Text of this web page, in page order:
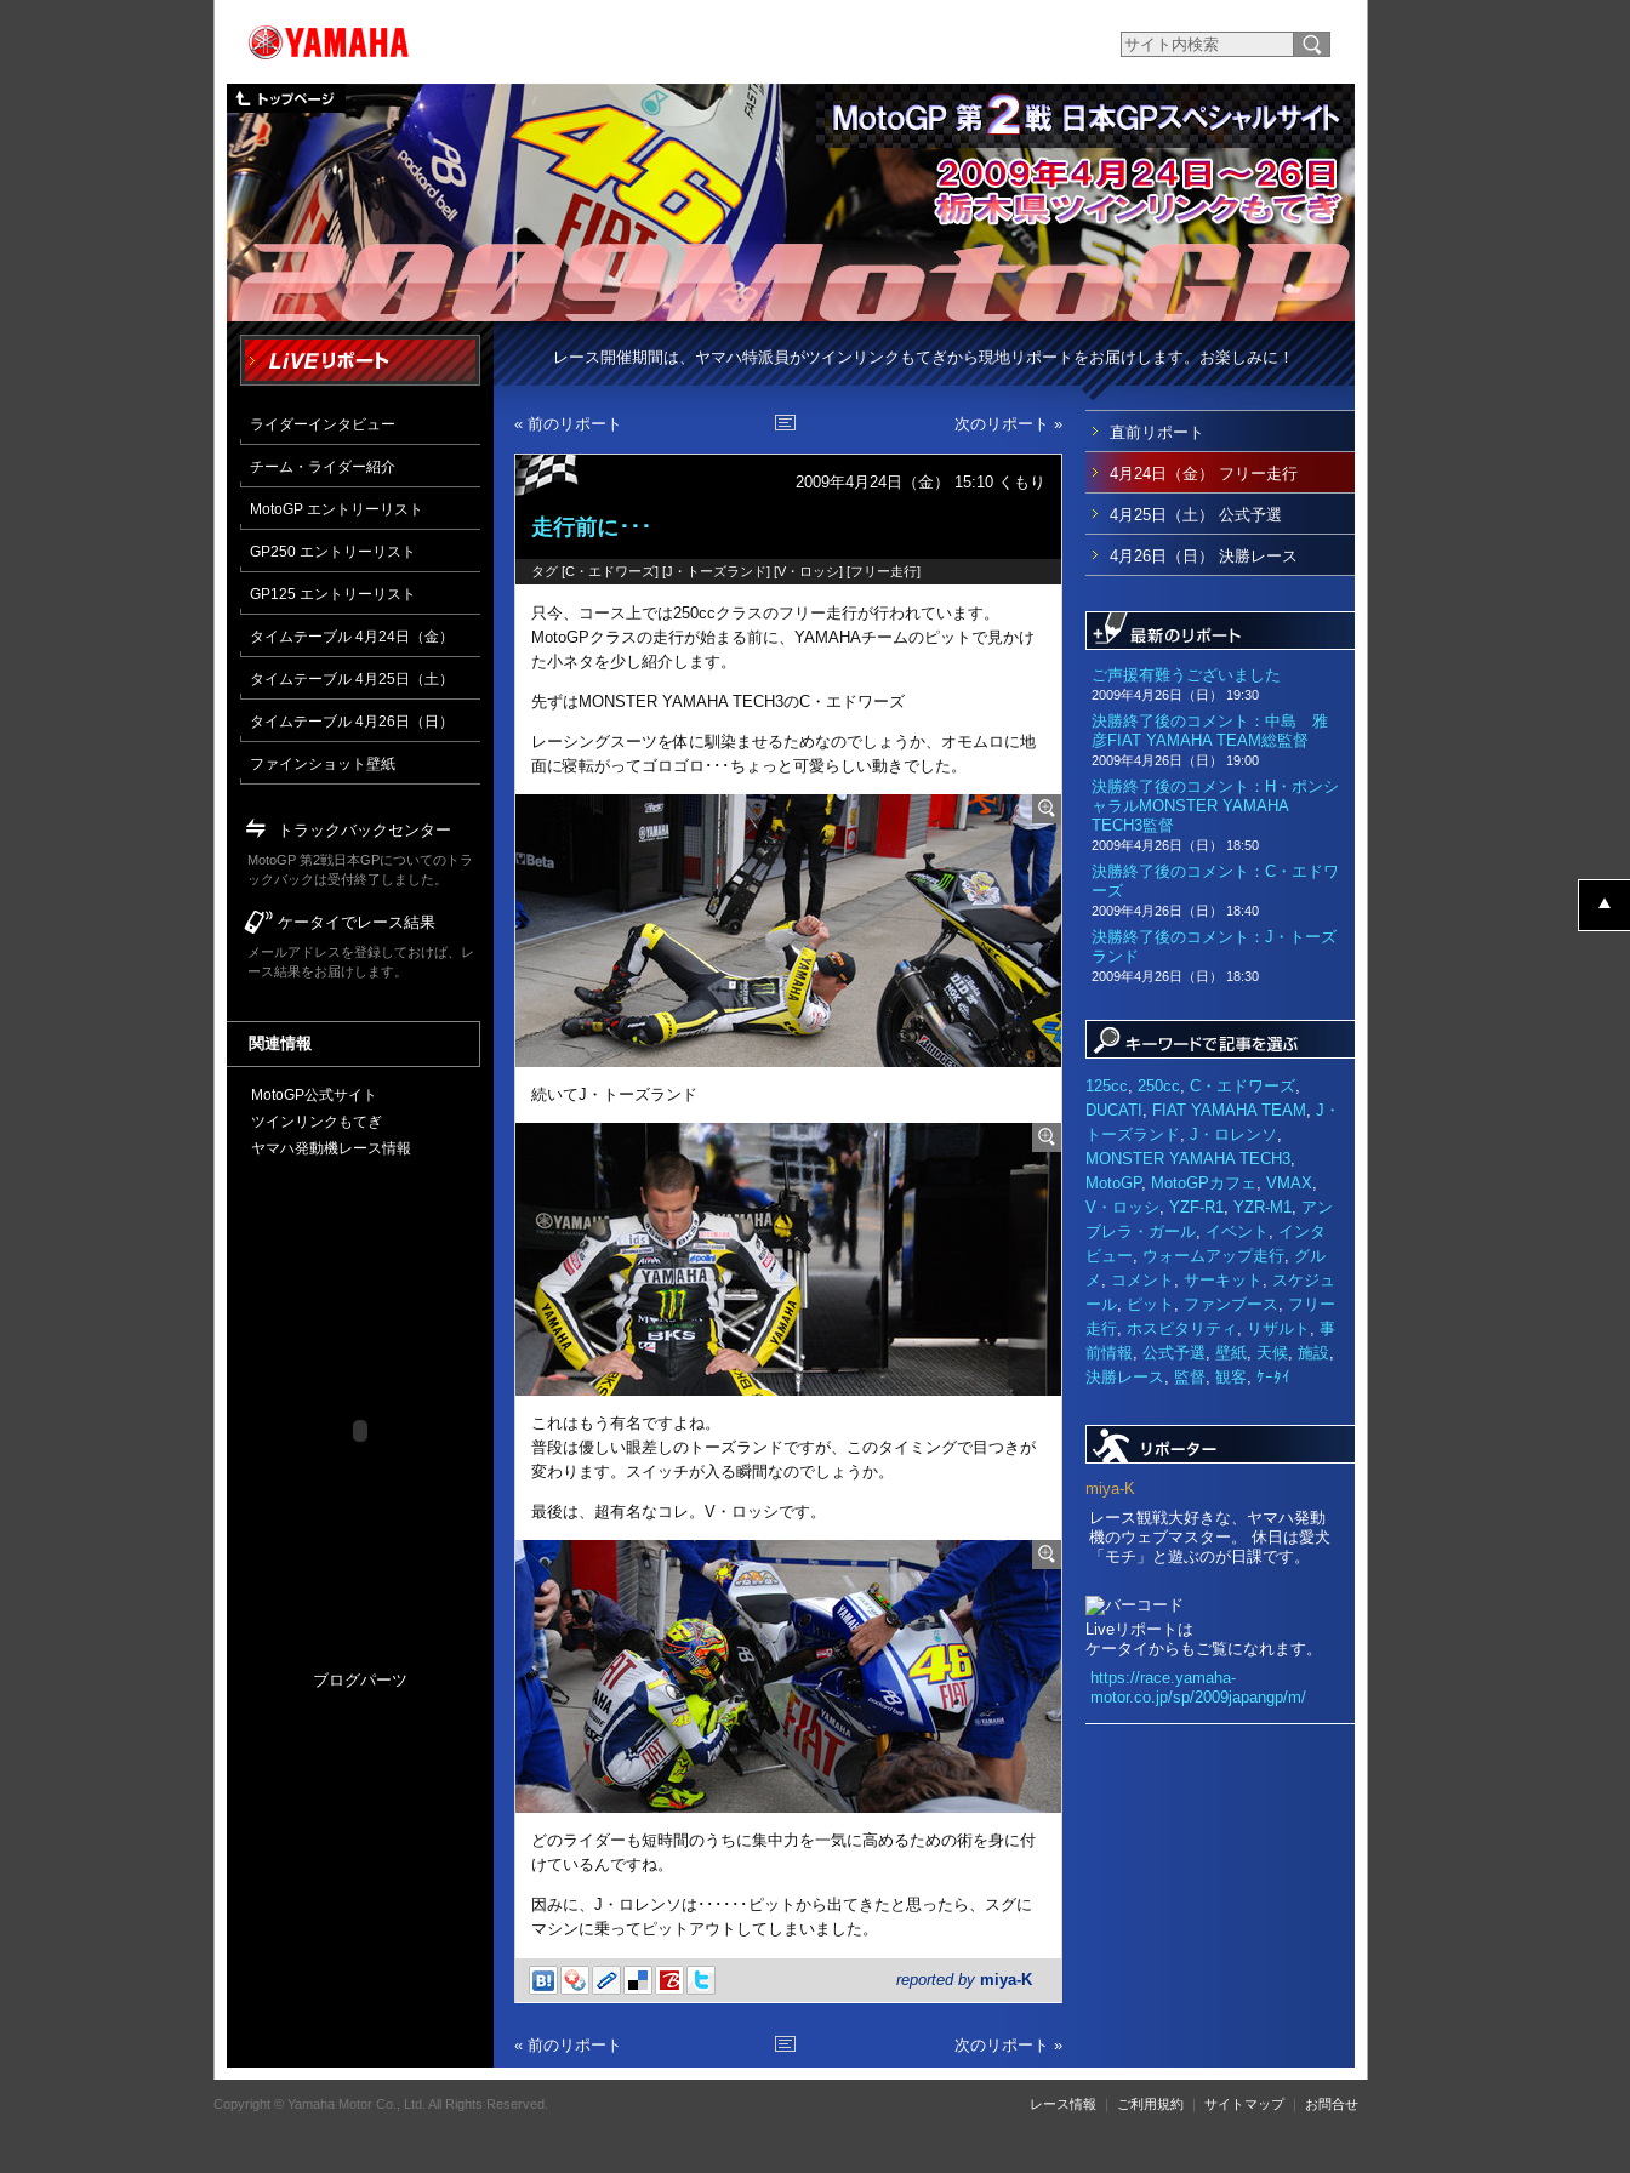
レース開催期間は、ヤマハ特派員がツインリンクもてぎから現地リポートをお届けします。お楽しみに！
« 前のリポート 次のリポート »
2009年4月24日（金） 15:10 くもり
走行前に･･･
タグ [C・エドワーズ] [J・トーズランド] [V・ロッシ] [フリー走行]
只今、コース上では250ccクラスのフリー走行が行われています。
MotoGPクラスの走行が始まる前に、YAMAHAチームのピットで見かけ
た小ネタを少し紹介します。
先ずはMONSTER YAMAHA TECH3のC・エドワーズ
レーシングスーツを体に馴染ませるためなのでしょうか、オモムロに地
面に寝転がってゴロゴロ･･･ちょっと可愛らしい動きでした。
続いてJ・トーズランド
これはもう有名ですよね。
普段は優しい眼差しのトーズランドですが、このタイミングで目つきが
変わります。スイッチが入る瞬間なのでしょうか。
最後は、超有名なコレ。V・ロッシです。
どのライダーも短時間のうちに集中力を一気に高めるための術を身に付
けているんですね。
因みに、J・ロレンソは･･････ピットから出てきたと思ったら、スグに
マシンに乗ってピットアウトしてしまいました。
reported by miya-K
« 前のリポート 次のリポート »
直前リポート
4月24日（金） フリー走行
4月25日（土） 公式予選
4月26日（日） 決勝レース
ご声援有難うございました
2009年4月26日（日） 19:30
決勝終了後のコメント：中島 雅
彦FIAT YAMAHA TEAM総監督
2009年4月26日（日） 19:00
決勝終了後のコメント：H・ポンシ
ャラルMONSTER YAMAHA
TECH3監督
2009年4月26日（日） 18:50
決勝終了後のコメント：C・エドワ
ーズ
2009年4月26日（日） 18:40
決勝終了後のコメント：J・トーズ
ランド
2009年4月26日（日） 18:30
125cc, 250cc, C・エドワーズ,
DUCATI , FIAT YAMAHA TEAM , J・
トーズランド, J・ロレンソ ,
MONSTER YAMAHA TECH3,
MotoGP, MotoGPカフェ , VMAX,
V・ロッシ, YZF-R1, YZR-M1, アン
ブレラ・ガール, イベント , インタ
ビュー, ウォームアップ走行, グル
メ , コメント , サーキット , スケジュ
ール, ピット , ファンブース, フリー
走行, ホスピタリティ , リザルト , 事
前情報, 公式予選, 壁紙, 天候, 施設,
決勝レース, 監督, 観客, ｹｰﾀｲ
miya-K
レース観戦大好きな、ヤマハ発動
機のウェブマスター。 休日は愛犬
「モチ」と遊ぶのが日課です。
Liveリポートは
ケータイからもご覧になれます。
https://race.yamaha-
motor.co.jp/sp/2009japangp/m/
ライダーインタビュー
チーム・ライダー紹介
MotoGP エントリーリスト
GP250 エントリーリスト
GP125 エントリーリスト
タイムテーブル 4月24日（金）
タイムテーブル 4月25日（土）
タイムテーブル 4月26日（日）
ファインショット壁紙
トラックバックセンター
MotoGP 第2戦日本GPについてのトラ
ックバックは受付終了しました。
ケータイでレース結果
メールアドレスを登録しておけば、レ
ース結果をお届けします。
関連情報
MotoGP公式サイト
ツインリンクもてぎ
ヤマハ発動機レース情報
ブログパーツ
レース情報 ｜ ご利用規約 ｜ サイトマップ｜ お問合せ
Copyright © Yamaha Motor Co., Ltd. All Rights Reserved.